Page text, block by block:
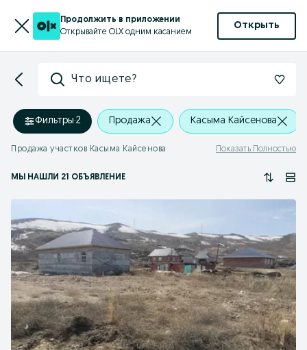
Продолжить в приложении
Открывайте OLX одним касанием
Открыть
Что ищете?
Фильтры·2 Продажа Касыма Кайсенова
Продажа участков Касыма Кайсенова Показать Полностью
МЫ НАШЛИ 21 ОБЪЯВЛЕНИЕ